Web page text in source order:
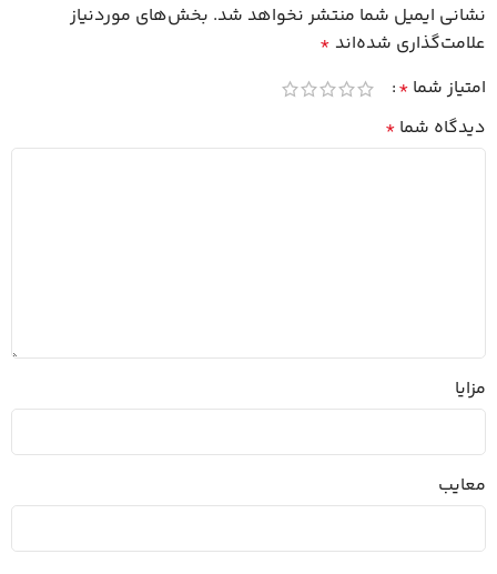
نشانی ایمیل شما منتشر نخواهد شد. بخش‌های موردنیاز
علامت‌گذاری شده‌اند *
امتیاز شما *
دیدگاه شما *
مزایا
معایب